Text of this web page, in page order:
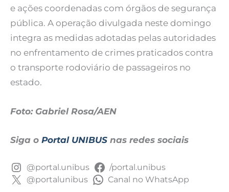
e ações coordenadas com órgãos de segurança
pública. A operação divulgada neste domingo
integra as medidas adotadas pelas autoridades
no enfrentamento de crimes praticados contra
o transporte rodoviário de passageiros no
estado.
Foto: Gabriel Rosa/AEN
Siga o Portal UNIBUS nas redes sociais
@portal.unibus
/portal.unibus
@portalunibus
Canal no WhatsApp